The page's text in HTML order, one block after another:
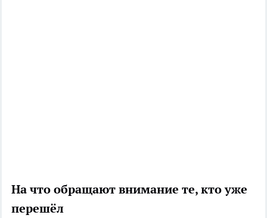
На что обращают внимание те, кто уже
перешёл